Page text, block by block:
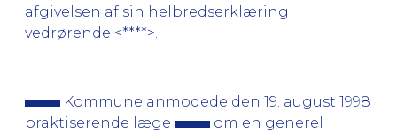
afgivelsen af sin helbredserklæring
vedrørende <****>.
Kommune anmodede den 19. august 1998
praktiserende læge
om en generel